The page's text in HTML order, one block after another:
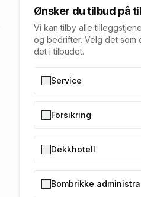
Ønsker du tilbud på
Vi kan tilby alle
og bedrifter. Velg det som
det i tilbudet.
Service
Forsikring
Dekkhotell
Bombrikke